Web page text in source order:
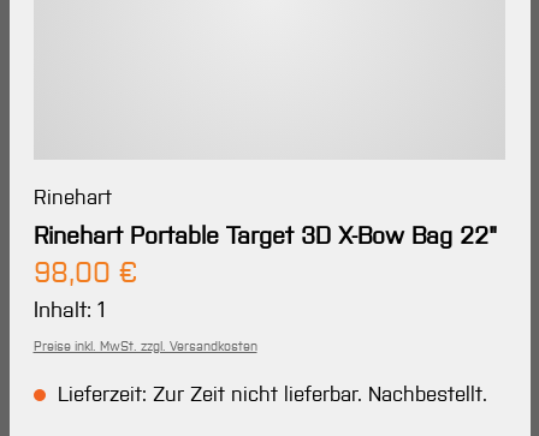
Rinehart
Rinehart Portable Target 3D X-Bow Bag 22"
Regulärer Preis:
98,00 €
Inhalt: 1
Preise inkl. MwSt. zzgl. Versandkosten
Lieferzeit: Zur Zeit nicht lieferbar. Nachbestellt.